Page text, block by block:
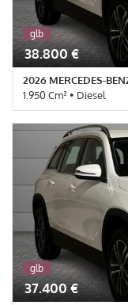
glb
38.800 €
2026 MERCEDES-
1.950 Cm³ • Diesel
10 Km • Cambio
ABS • Airbag •
Bluetooth • Bracciolo
Controllo elettronico
Control • ESP • Fari
di luce • Sensore di
Servosterzo •
• Telecamera per
glb
37.400 €